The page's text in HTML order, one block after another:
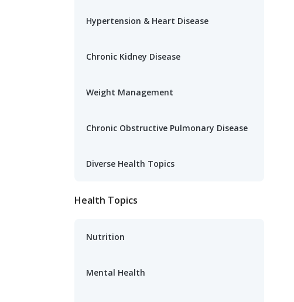
Hypertension & Heart Disease
Chronic Kidney Disease
Weight Management
Chronic Obstructive Pulmonary Disease
Diverse Health Topics
Health Topics
Nutrition
Mental Health